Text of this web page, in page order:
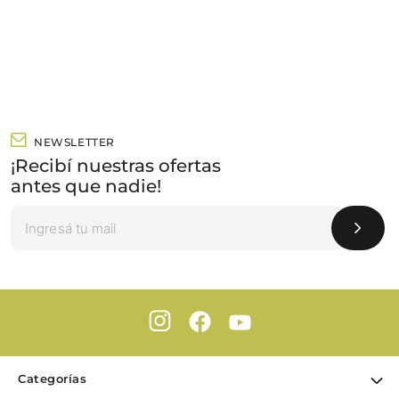
NEWSLETTER
¡Recibí nuestras ofertas
antes que nadie!
Categorías